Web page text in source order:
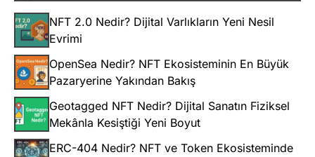
NFT 2.0 Nedir? Dijital Varlıkların Yeni Nesil
Evrimi
OpenSea Nedir? NFT Ekosisteminin En Büyük
Pazaryerine Yakından Bakış
Geotagged NFT Nedir? Dijital Sanatın Fiziksel
Mekânla Kesiştiği Yeni Boyut
ERC-404 Nedir? NFT ve Token Ekosisteminde